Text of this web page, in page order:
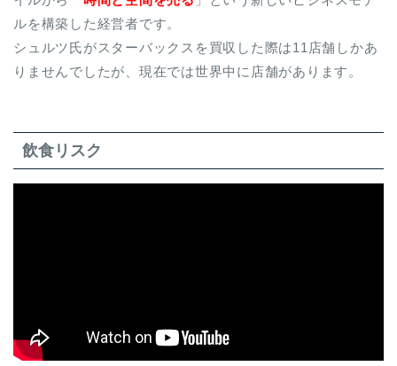
ルを構築した経営者です。
シュルツ氏がスターバックスを買収した際は11店舗しかあ
りませんでしたが、現在では世界中に店舗があります。
飲食リスク